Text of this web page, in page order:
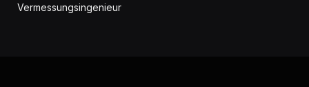
Vermessungsingenieur